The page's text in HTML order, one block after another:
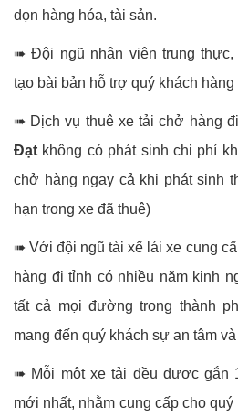
dọn hàng hóa, tài sản.
➠ Đội ngũ nhân viên trung
tạo bài bản hỗ trợ quý khách hàng
➠ Dịch vụ thuê xe tải chở hàng
Đạt không có phát sinh chi phí
chở hàng ngay cả khi phát sinh
hạn trong xe đã thuê)
➠ Với đội ngũ tài xế lái xe cung
hàng đi tỉnh có nhiều năm kinh
tất cả mọi đường trong thành
mang đến quý khách sự an tâm
➠ Mỗi một xe tải đều được gắn
mới nhất, nhằm cung cấp cho